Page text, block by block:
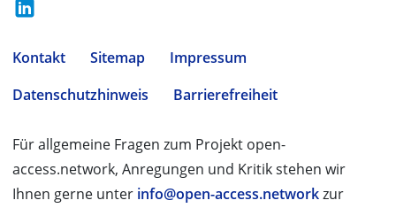
Kontakt Sitemap
Impressum
Datenschutzhinweis
Barrierefreiheit
Für allgemeine Fragen zum Projekt open-
access.network, Anregungen und Kritik stehen wir
Ihnen gerne unter info@open-access.networkzur